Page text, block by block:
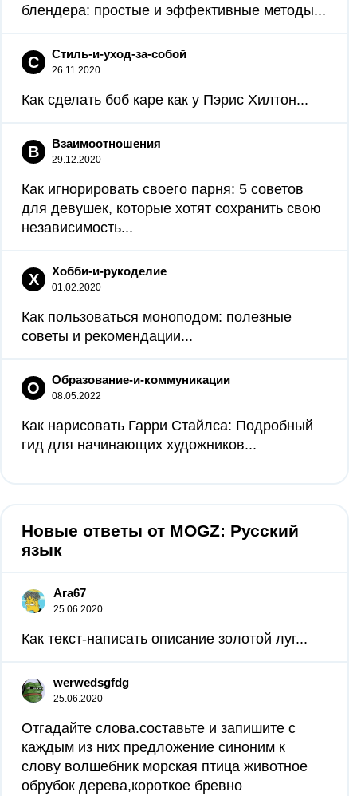
блендера: простые и эффективные методы...
С Стиль-и-уход-за-собой
26.11.2020
Как сделать боб каре как у Пэрис Хилтон...
В Взаимоотношения
29.12.2020
Как игнорировать своего парня: 5 советов
для девушек, которые хотят сохранить свою
независимость...
Х Хобби-и-рукоделие
01.02.2020
Как пользоваться моноподом: полезные
советы и рекомендации...
О Образование-и-коммуникации
08.05.2022
Как нарисовать Гарри Стайлса: Подробный
гид для начинающих художников...
Новые ответы от MOGZ: Русский
язык
Ага67
25.06.2020
Как текст-написать описание золотой луг...
werwedsgfdg
25.06.2020
Отгадайте слова.составьте и запишите с
каждым из них предложение синоним к
слову волшебник морская птица животное
обрубок дерева,короткое бревно